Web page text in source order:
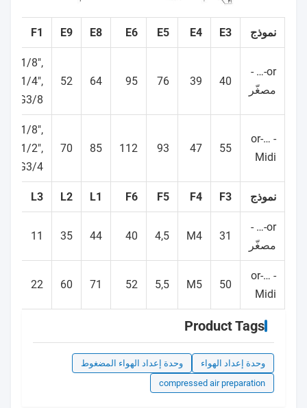
نموذج E3
E4
E5
E6
E8
E9
F1
or-… -
مصغّر
40
39
76
95
64
52
G1/8",
G1/4",
G3/8"
or-… -
Midi
55
47
93
112
85
70
G1/8",
G1/2",
G3/4"
نموذج F3
F4
F5
F6
L1
L2
L3
or-… -
مصغّر
31
M4
4,5
40
44
35
11
or-… -
Midi
50
M5
5,5
52
71
60
22
Product Tags
وحدة إعداد الهواء
وحدة إعداد الهواء المضغوط
compressed air preparation